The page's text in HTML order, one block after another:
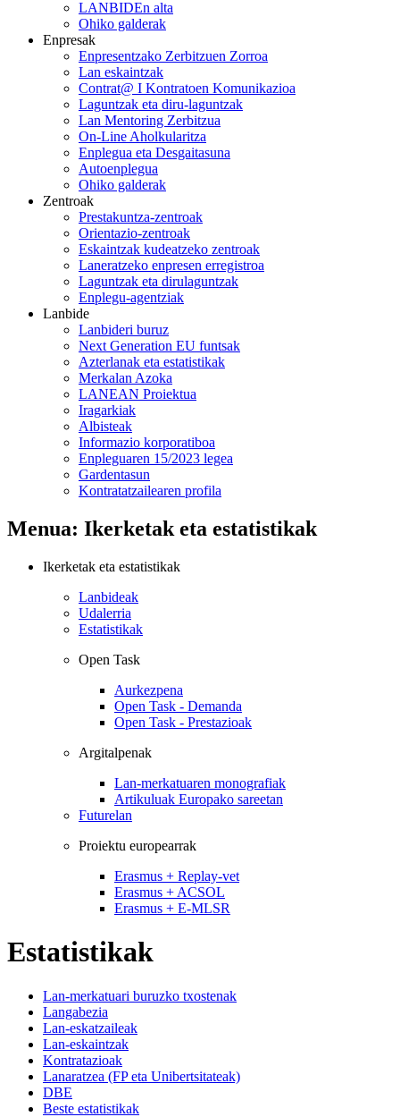
LANBIDEn alta
Ohiko galderak
Enpresak
Enpresentzako Zerbitzuen Zorroa
Lan eskaintzak
Contrat@ I Kontratoen Komunikazioa
Laguntzak eta diru-laguntzak
Lan Mentoring Zerbitzua
On-Line Aholkularitza
Enplegua eta Desgaitasuna
Autoenplegua
Ohiko galderak
Zentroak
Prestakuntza-zentroak
Orientazio-zentroak
Eskaintzak kudeatzeko zentroak
Laneratzeko enpresen erregistroa
Laguntzak eta dirulaguntzak
Enplegu-agentziak
Lanbide
Lanbideri buruz
Next Generation EU funtsak
Azterlanak eta estatistikak
Merkalan Azoka
LANEAN Proiektua
Iragarkiak
Albisteak
Informazio korporatiboa
Enpleguaren 15/2023 legea
Gardentasun
Kontratatzailearen profila
Menua: Ikerketak eta estatistikak
Ikerketak eta estatistikak
Lanbideak
Udalerria
Estatistikak
Open Task
Aurkezpena
Open Task - Demanda
Open Task - Prestazioak
Argitalpenak
Lan-merkatuaren monografiak
Artikuluak Europako sareetan
Futurelan
Proiektu europearrak
Erasmus + Replay-vet
Erasmus + ACSOL
Erasmus + E-MLSR
Estatistikak
Lan-merkatuari buruzko txostenak
Langabezia
Lan-eskatzaileak
Lan-eskaintzak
Kontratazioak
Lanaratzea (FP eta Unibertsitateak)
DBE
Beste estatistikak